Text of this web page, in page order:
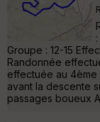
Groupe : 12-15
Randonnée
effectuée au 4ème
avant la descente
passages boueux